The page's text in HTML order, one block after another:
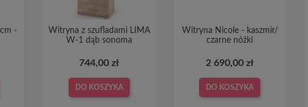
-
Witryna z szufladami LIMA
W-1 dąb sonoma
744,00 zł
DO KOSZYKA
Witryna Nicole - kaszmir/
czarne nóżki
2 690,00 zł
DO KOSZYKA